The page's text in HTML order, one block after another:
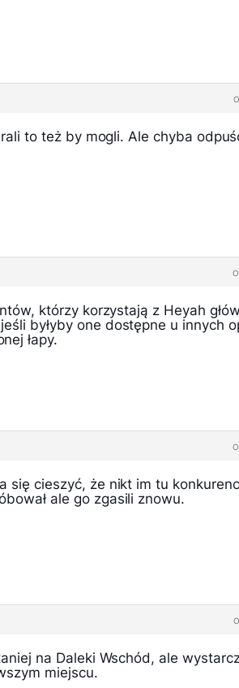
to też by mogli. Ale chyba
którzy korzystają z Heyah
byłyby one dostępne u innych
łapy.
się cieszyć, że nikt im tu
ale go zgasili znowu.
na Daleki Wschód, ale
miejscu.